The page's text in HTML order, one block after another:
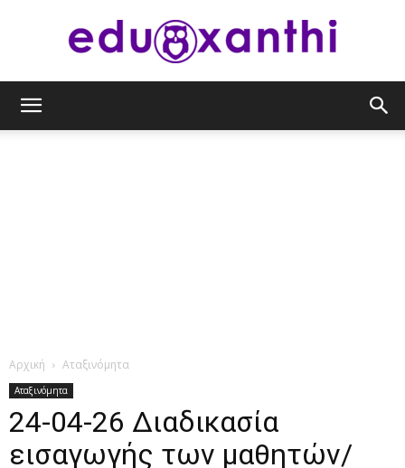
Αρχική Αταξινόμητα
Αταξινόμητα
24-04-26 Διαδικασία
εισαγωγής των μαθητών/